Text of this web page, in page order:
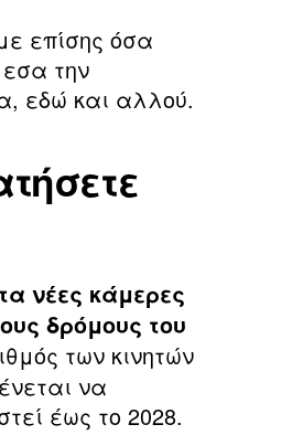
επίσης όσα
την
εδώ και αλλού.
νέες κάμερες
δρόμους του
των κινητών
να
έως το 2028.